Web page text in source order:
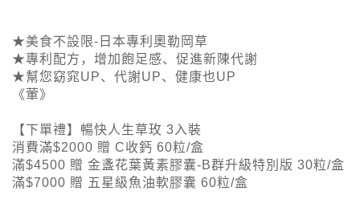
★美食不設限-日本專利奧勒岡草
★專利配方，增加飽足感、促進新陳代謝
★幫您窈窕UP、代謝UP、健康也UP
《葷》
【下單禮】暢快人生草玫 3入裝
消費滿$2000 贈 C收鈣 60粒/盒
滿$4500 贈 金盞花葉黃素膠囊-B群升級特別版 30粒/盒
滿$7000 贈 五星級魚油軟膠囊 60粒/盒